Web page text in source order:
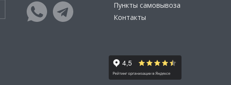
Пункты самовывоза
Контакты